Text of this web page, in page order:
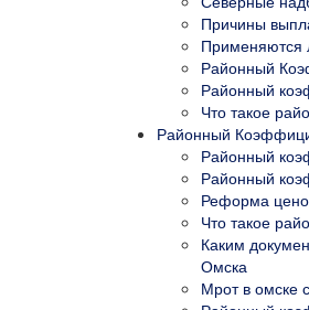
Причины
Применяются
Районный
Районный
Что такое
Районный
Районный
Районный
Реформа
Что такое
Каким
Омска
Мрот в омске